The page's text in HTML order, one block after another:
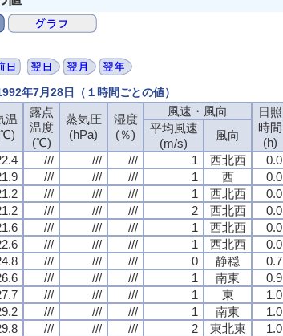
年7月28日（１時間ごとの値）
温
露点
温度
(℃)
蒸気圧
(hPa)
湿度
(％)
風速・風向
日照
時間
(h)
平均風速
(m/s)
風向
/// /// /// 1 西北西 0.0
/// /// /// 1 西 0.0
/// /// /// 1 西北西 0.0
/// /// /// 2 西北西 0.0
/// /// /// 1 西北西 0.0
/// /// /// 1 西北西 0.0
/// /// /// 0 静穏 0.7
/// /// /// 1 南東 0.9
/// /// /// 1 東 1.0
/// /// /// 1 南東 1.0
/// /// /// 2 東北東 1.0
温
露点
温度
(℃)
蒸気圧
(hPa)
湿度
(％)
風速・風向
日照
時間
(h)
平均風速
(m/s)
風向
/// /// /// 1 西北西 0.0
/// /// /// 1 西 0.0
/// /// /// 1 西北西 0.0
/// /// /// 2 西北西 0.0
/// /// /// 1 西北西 0.0
/// /// /// 1 西北西 0.0
/// /// /// 0 静穏 0.7
/// /// /// 1 南東 0.9
/// /// /// 1 東 1.0
/// /// /// 1 南東 1.0
/// /// /// 2 東北東 1.0
温
露点
温度
(℃)
蒸気圧
(hPa)
湿度
(％)
風速・風向
日照
時間
(h)
平均風速
(m/s)
風向
/// /// /// 1 西北西 0.0
/// /// /// 1 西 0.0
/// /// /// 1 西北西 0.0
/// /// /// 2 西北西 0.0
/// /// /// 1 西北西 0.0
/// /// /// 1 西北西 0.0
/// /// /// 0 静穏 0.7
/// /// /// 1 南東 0.9
/// /// /// 1 東 1.0
/// /// /// 1 南東 1.0
/// /// /// 2 東北東 1.0
温
露点
温度
(℃)
蒸気圧
(hPa)
湿度
(％)
風速・風向
日照
時間
(h)
平均風速
(m/s)
風向
/// /// /// 1 西北西 0.0
/// /// /// 1 西 0.0
/// /// /// 1 西北西 0.0
/// /// /// 2 西北西 0.0
/// /// /// 1 西北西 0.0
/// /// /// 1 西北西 0.0
/// /// /// 0 静穏 0.7
/// /// /// 1 南東 0.9
/// /// /// 1 東 1.0
/// /// /// 1 南東 1.0
/// /// /// 2 東北東 1.0